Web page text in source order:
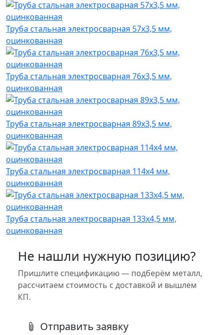
Труба стальная электросварная 57x3,5 мм,
оцинкованная
Труба стальная электросварная 76x3,5 мм,
оцинкованная
Труба стальная электросварная 89x3,5 мм,
оцинкованная
Труба стальная электросварная 114x4 мм,
оцинкованная
Труба стальная электросварная 133x4,5 мм,
оцинкованная
Не нашли нужную позицию?
Пришлите спецификацию — подберём металл,
рассчитаем стоимость с доставкой и вышлем
КП.
Отправить заявку